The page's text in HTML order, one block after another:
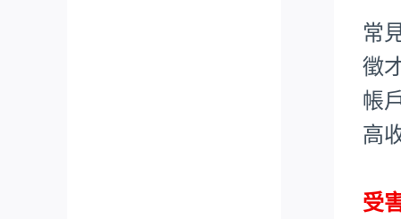
常
徵
帳
高
受